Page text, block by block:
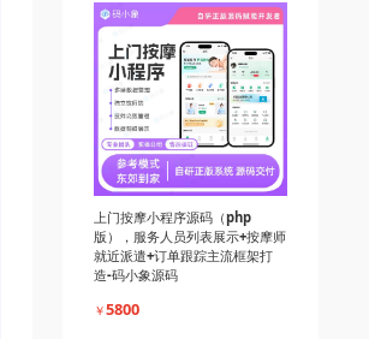
上门按摩小程序源码（php
版），服务人员列表展示+按摩师
就近派遣+订单跟踪主流框架打
造-码小象源码
￥5800